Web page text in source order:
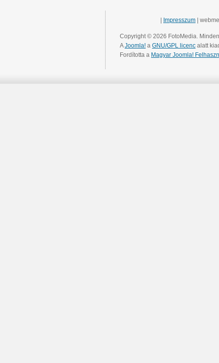
Impresszum |
Copyright © 2026 FotoMedia.
AJoomla! a GNU/GPL licenc alatt
Fordította a Magyar Joomla!